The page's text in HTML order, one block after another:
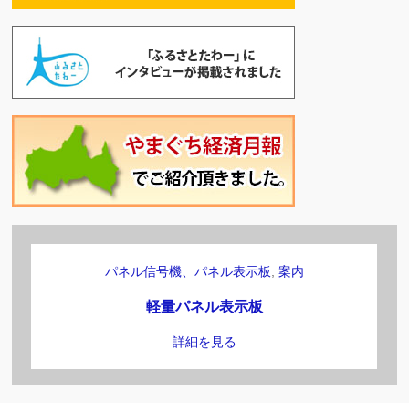
詳細を見る
信号機･メイン,案内
感応式信号機
詳細を見る
パネル信号機、パネル表示板, 案内
軽量パネル表示板
詳細を見る